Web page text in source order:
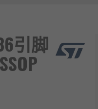
引脚